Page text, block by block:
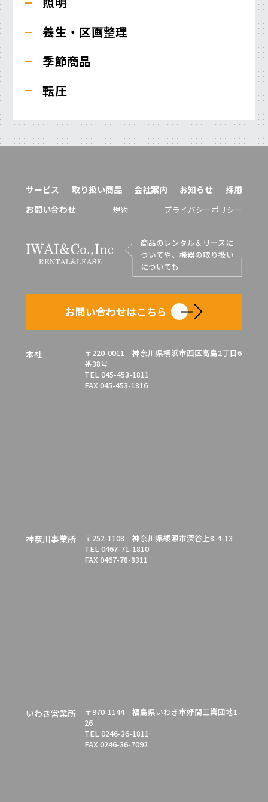
養生・区画整理
季節商品
転圧
サービス 取り扱い商品 会社案内 お知らせ
採用
お問い合わせ
規約 プライバシーポリシー
商品のレンタル＆リースに
ついてや、機器の取り扱い
についても
お問い合わせはこちら
本社
〒220-0011 神奈川県横浜市西区高島2丁目6
番38号
TEL 045-453-1811
FAX 045-453-1816
神奈川事業所
〒252-1108 神奈川県綾瀬市深谷上8-4-13
TEL 0467-71-1810
FAX 0467-78-8311
いわき営業所
〒970-1144 福島県いわき市好間工業団地1-
26
TEL 0246-36-1811
FAX 0246-36-7092